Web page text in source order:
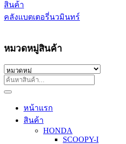
สินค้า
คลังแบตเตอรี่นวมินทร์
หมวดหมู่สินค้า
หน้าแรก
สินค้า
HONDA
SCOOPY-I